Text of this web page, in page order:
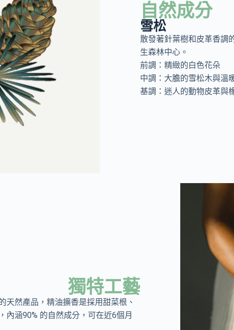
自然成分
雪松
散發著針葉樹和皮革香調
生森林中心。
前調：精緻的白色花朵
中調：大膽的雪松木與溫
基調：迷人的動物皮革與
獨特工藝
天然產品，精油擴香是採用甜菜根、
內涵90% 的自然成分，可在近6個月